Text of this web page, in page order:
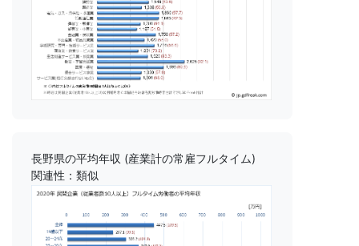
長野県の平均年収 (産業計の常雇フルタイム)
関連性：類似